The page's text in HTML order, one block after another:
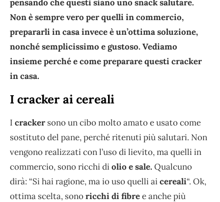
pensando che questi siano uno snack salutare.
Non è sempre vero per quelli in commercio,
prepararli in casa invece è un’ottima soluzione,
nonché semplicissimo e gustoso. Vediamo
insieme perché e come preparare questi cracker
in casa.
I cracker ai cereali
I cracker sono un cibo molto amato e usato come
sostituto del pane, perché ritenuti più salutari. Non
vengono realizzati con l’uso di lievito, ma quelli in
commercio, sono ricchi diolio e sale. Qualcuno
dirà: “Si hai ragione, ma io uso quelli aicereali“. Ok,
ottima scelta, sonoricchi di fibree anche più